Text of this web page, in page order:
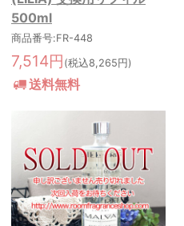
500ml
商品番号:FR-448
7,514円 (税込8,265円)
送料無料